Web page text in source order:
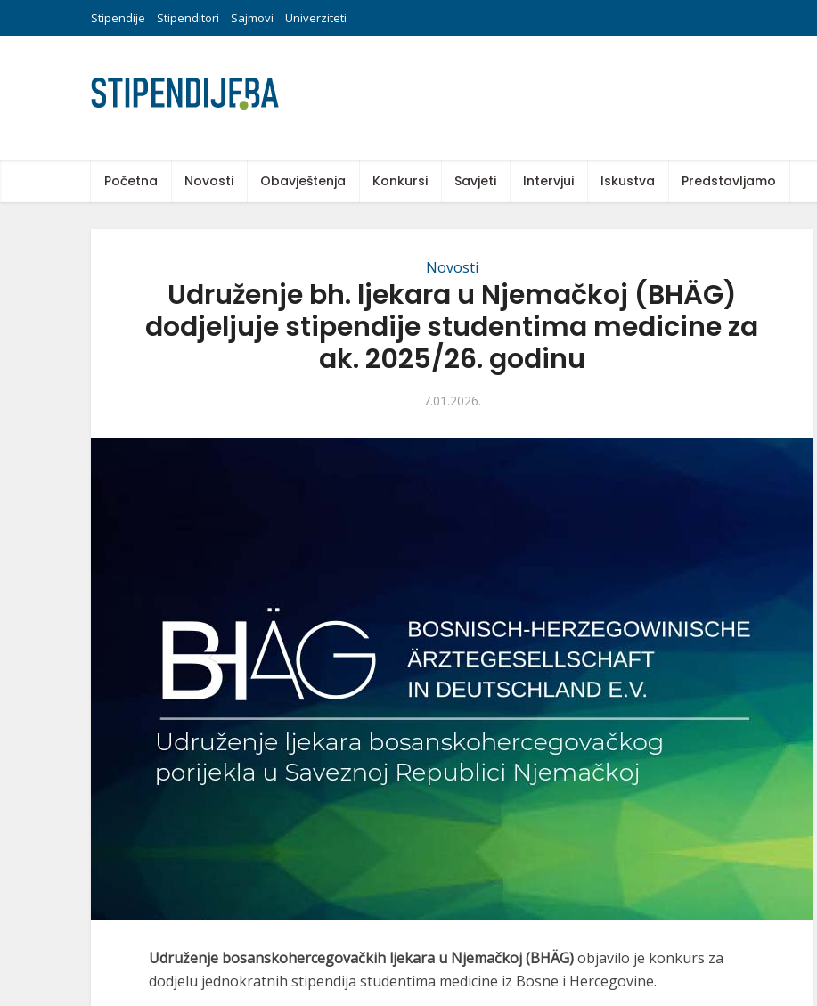
Stipendije Stipenditori Sajmovi Univerziteti
Početna Novosti Obavještenja Konkursi Savjeti Intervjui Iskustva Predstavljamo
Novosti
Udruženje bh. ljekara u Njemačkoj (BHÄG)
dodjeljuje stipendije studentima medicine za
ak. 2025/26. godinu
7.01.2026.
Udruženje bosanskohercegovačkih ljekara u Njemačkoj (BHÄG)objavilo je konkurs za
dodjelu jednokratnih stipendija studentima medicine iz Bosne i Hercegovine.